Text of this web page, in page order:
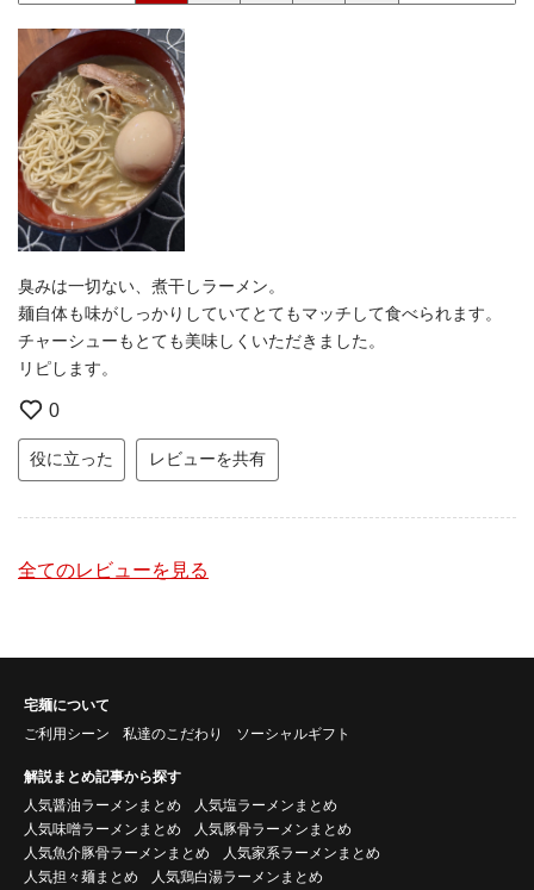
臭みは一切ない、煮干しラーメン。
麺自体も味がしっかりしていてとてもマッチして食べられます。
チャーシューもとても美味しくいただきました。
リピします。
0
役に立った レビューを共有
全てのレビューを見る
宅麺について
ご利用シーン
私達のこだわり ソーシャルギフト
解説まとめ記事から探す
人気醤油ラーメンまとめ
人気塩ラーメンまとめ
人気味噌ラーメンまとめ
人気豚骨ラーメンまとめ
人気魚介豚骨ラーメンまとめ
人気家系ラーメンまとめ
人気担々麺まとめ
人気鶏白湯ラーメンまとめ